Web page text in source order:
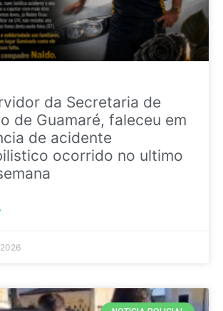
da Secretaria de
de Guamaré, faleceu em
de acidente
ocorrido no ultimo